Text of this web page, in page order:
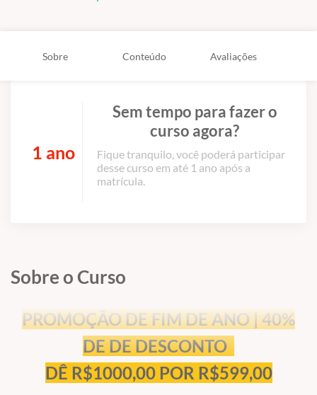
Sobre Conteúdo Avaliações
1 ano
Sem tempo para fazer o
curso agora?
Fique tranquilo, você poderá participar
desse curso em até 1 ano após a
matrícula.
Sobre o Curso
PROMOÇÃO DE FIM DE ANO | 40%
DE DE DESCONTO
DÊ R$1000,00 POR R$599,00